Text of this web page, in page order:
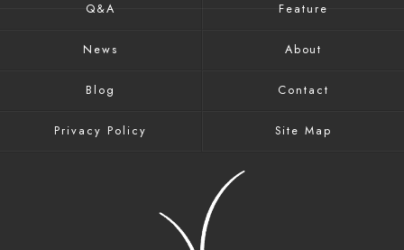
Q&A Feature
News About
Blog Contact
Privacy Policy Site Map